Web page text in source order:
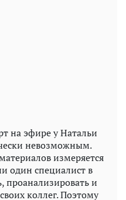
на эфире у Натальи
невозможным.
измеряется
один специалист в
проанализировать и
коллег. Поэтому